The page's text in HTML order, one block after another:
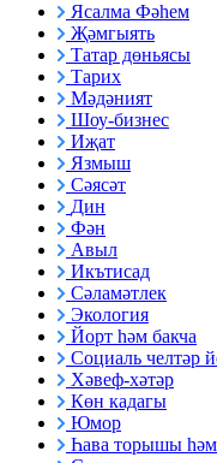
Ясалма Фәһем
Җәмгыять
Татар дөньясы
Тарих
Мәдәният
Шоу-бизнес
Иҗат
Язмыш
Сәясәт
Дин
Фән
Авыл
Икътисад
Сәламәтлек
Экология
Йорт һәм бакча
Социаль челтәр
Хәвеф-хәтәр
Көн кадагы
Юмор
Һава торышы һәм